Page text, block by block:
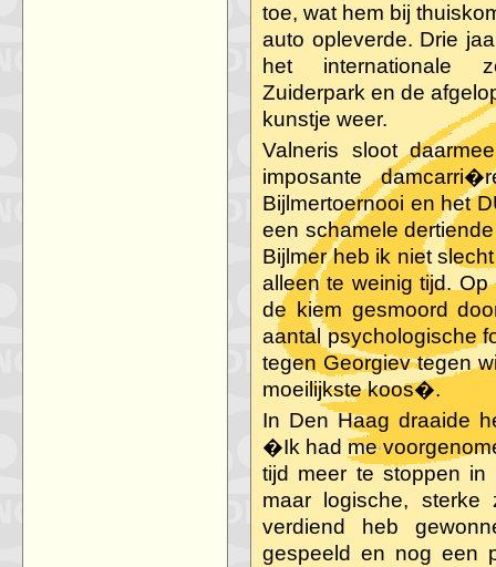
toe, wat hem bij
auto opleverde. Drie
het internationale
Zuiderpark en de
kunstje weer.
Valneris sloot
imposante
Bijlmertoernooi en het
een schamele
Bijlmer heb ik niet
alleen te weinig tijd.
de kiem gesmoord
aantal psychologische
tegen Georgiev tegen
moeilijkste koos�.
In Den Haag draaide
�Ik had me
tijd meer te stoppen in
maar logische,
verdiend heb
gespeeld en nog een